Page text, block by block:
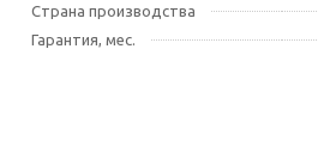
Страна производства
Гарантия, мес.